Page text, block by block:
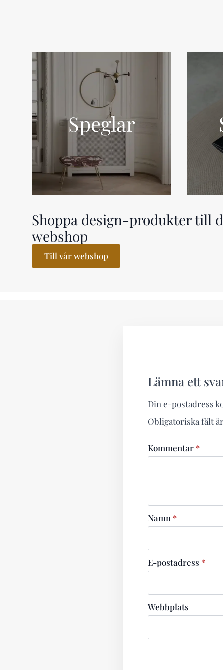
Speglar
Shoppa design-produkter till
webshop
Till vår webshop
Lämna ett
Din e-postadress
Obligatoriska fält
Kommentar *
Namn *
E-postadress *
Webbplats